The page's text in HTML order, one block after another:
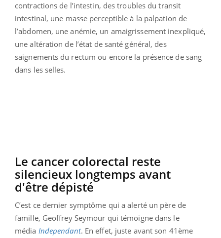
contractions de l’intestin, des troubles du transit
intestinal, une masse perceptible à la palpation de
l’abdomen, une anémie, un amaigrissement inexpliqué,
une altération de l’état de santé général, des
saignements du rectum ou encore la présence de sang
dans les selles.
Le cancer colorectal reste
silencieux longtemps avant
d'être dépisté
C’est ce dernier symptôme qui a alerté un père de
famille, Geoffrey Seymour qui témoigne dans le
média Independant. En effet, juste avant son 41ème